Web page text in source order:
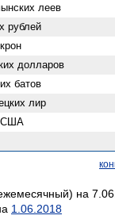
леев
рублей
долларов
батов
лир
США
на
1.06.2018